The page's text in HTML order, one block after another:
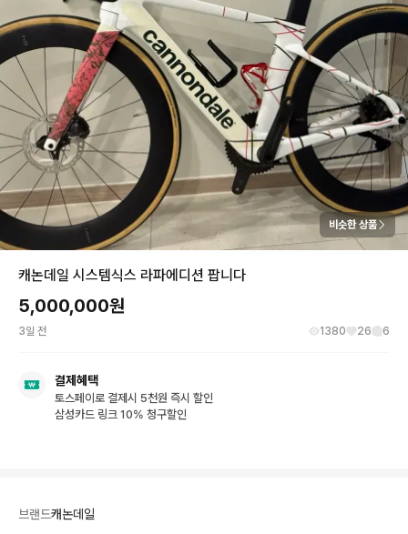
비슷한 상품
캐논데일 시스템식스 라파에디션 팝니다
5,000,000원
3일 전 1380 26 6
결제혜택
토스페이로 결제시 5천원 즉시 할인
삼성카드 링크 10% 청구할인
브랜드캐논데일